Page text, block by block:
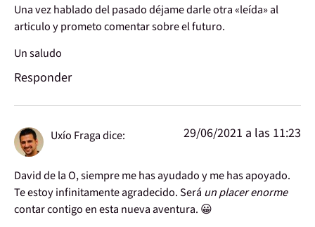
Una vez hablado del pasado déjame darle otra «leída» al
articulo y prometo comentar sobre el futuro.
Un saludo
Responder
Uxío Fragadice: 29/06/2021 a las 11:23
David de la O, siempre me has ayudado y me has apoyado.
Te estoy infinitamente agradecido. Será un placer enorme
contar contigo en esta nueva aventura. 😀